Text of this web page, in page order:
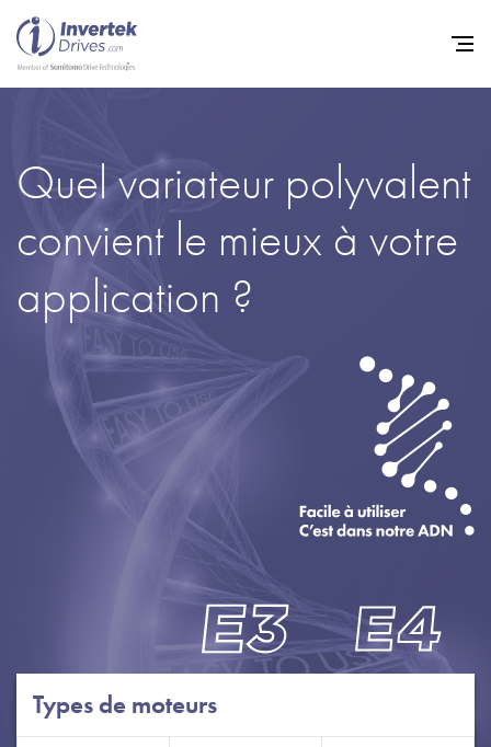
Quel variateur polyvalent
convient le mieux à votre
application ?
Types de moteurs
Variateurs de fréquence
Support
Carrière
Politique de confidentialité
Plan du site